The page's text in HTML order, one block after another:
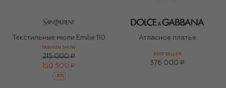
Текстильные мюли Emilie 110
FASHION SHOW
215 000 ₽
150 500 ₽
-30%
Атласное платье
BEST-SELLER
376 000 ₽